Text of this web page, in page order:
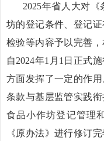
2025年省人大对
坊的登记条件、登记
检验等内容予以完善
自2024年1月1日正式
方面发挥了一定的作
条款与基层监管实践
食品小作坊登记管理
《原办法》进行修订